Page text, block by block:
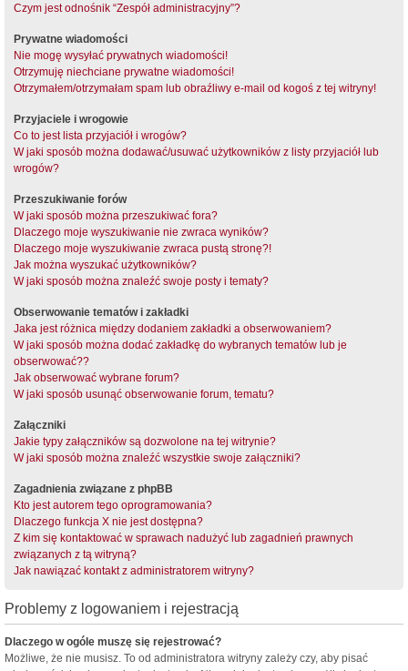
Czym jest odnośnik “Zespół administracyjny”?
Prywatne wiadomości
Nie mogę wysyłać prywatnych wiadomości!
Otrzymuję niechciane prywatne wiadomości!
Otrzymałem/otrzymałam spam lub obraźliwy e-mail od kogoś z tej witryny!
Przyjaciele i wrogowie
Co to jest lista przyjaciół i wrogów?
W jaki sposób można dodawać/usuwać użytkowników z listy przyjaciół lub
wrogów?
Przeszukiwanie forów
W jaki sposób można przeszukiwać fora?
Dlaczego moje wyszukiwanie nie zwraca wyników?
Dlaczego moje wyszukiwanie zwraca pustą stronę?!
Jak można wyszukać użytkowników?
W jaki sposób można znaleźć swoje posty i tematy?
Obserwowanie tematów i zakładki
Jaka jest różnica między dodaniem zakładki a obserwowaniem?
W jaki sposób można dodać zakładkę do wybranych tematów lub je
obserwować??
Jak obserwować wybrane forum?
W jaki sposób usunąć obserwowanie forum, tematu?
Załączniki
Jakie typy załączników są dozwolone na tej witrynie?
W jaki sposób można znaleźć wszystkie swoje załączniki?
Zagadnienia związane z phpBB
Kto jest autorem tego oprogramowania?
Dlaczego funkcja X nie jest dostępna?
Z kim się kontaktować w sprawach nadużyć lub zagadnień prawnych
związanych z tą witryną?
Jak nawiązać kontakt z administratorem witryny?
Problemy z logowaniem i rejestracją
Dlaczego w ogóle muszę się rejestrować?
Możliwe, że nie musisz. To od administratora witryny zależy czy, aby pisać